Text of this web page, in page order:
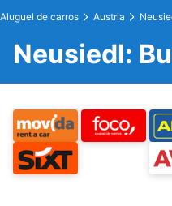
Aluguel de carros Austria
Neusiedl: